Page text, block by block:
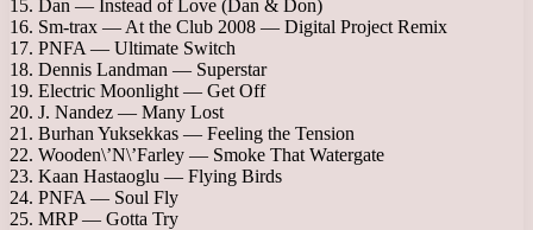
15. Dan — Instead of Love (Dan & Don)
16. Sm-trax — At the Club 2008 — Digital Project Remix
17. PNFA — Ultimate Switch
18. Dennis Landman — Superstar
19. Electric Moonlight — Get Off
20. J. Nandez — Many Lost
21. Burhan Yuksekkas — Feeling the Tension
22. Wooden\’N\’Farley — Smoke That Watergate
23. Kaan Hastaoglu — Flying Birds
24. PNFA — Soul Fly
25. MRP — Gotta Try